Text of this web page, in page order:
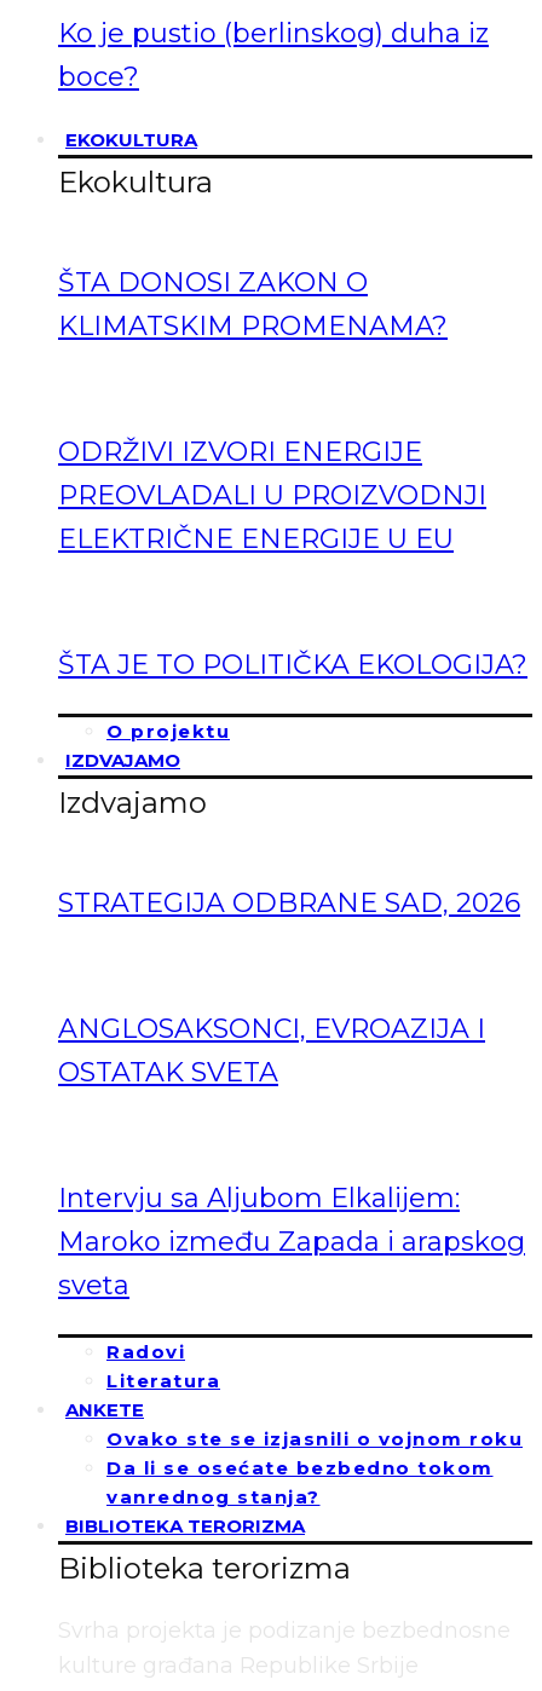
Ko je pustio (berlinskog) duha iz
boce?
EKOKULTURA
Ekokultura
ŠTA DONOSI ZAKON O
KLIMATSKIM PROMENAMA?
ODRŽIVI IZVORI ENERGIJE
PREOVLADALI U PROIZVODNJI
ELEKTRIČNE ENERGIJE U EU
ŠTA JE TO POLITIČKA EKOLOGIJA?
O projektu
IZDVAJAMO
Izdvajamo
STRATEGIJA ODBRANE SAD, 2026
ANGLOSAKSONCI, EVROAZIJA I
OSTATAK SVETA
Intervju sa Aljubom Elkalijem:
Maroko između Zapada i arapskog
sveta
Radovi
Literatura
ANKETE
Ovako ste se izjasnili o vojnom roku
Da li se osećate bezbedno tokom
vanrednog stanja?
BIBLIOTEKA TERORIZMA
Biblioteka terorizma
Svrha projekta je podizanje bezbednosne
kulture građana Republike Srbije